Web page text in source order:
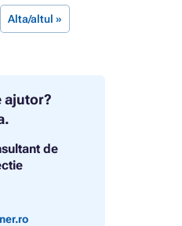
ajutor?
de
Alta/altul »